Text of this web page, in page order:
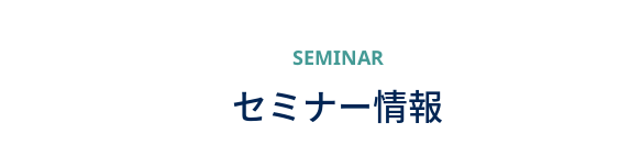
SEMINAR
セミナー情報